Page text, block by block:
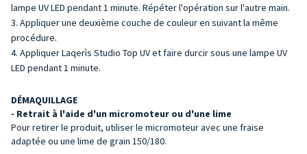
lampe UV LED pendant 1 minute. Répéter l'opération sur l'autre main.
Appliquer une deuxième couche de couleur en suivant la même
procédure.
Appliquer Laqerìs Studio Top UV et faire durcir sous une lampe UV
LED pendant 1 minute.
DÉMAQUILLAGE
- Retrait à l'aide d'un micromoteur ou d'une lime
Pour retirer le produit, utiliser le micromoteur avec une fraise
adaptée ou une lime de grain 150/180.